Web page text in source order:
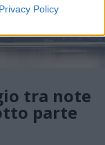
Privacy Policy
tra note
parte